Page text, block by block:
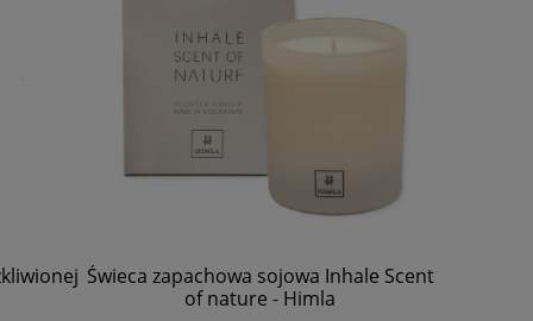
Świeca zapachowa sojowa Inhale Scent
of nature - Himla